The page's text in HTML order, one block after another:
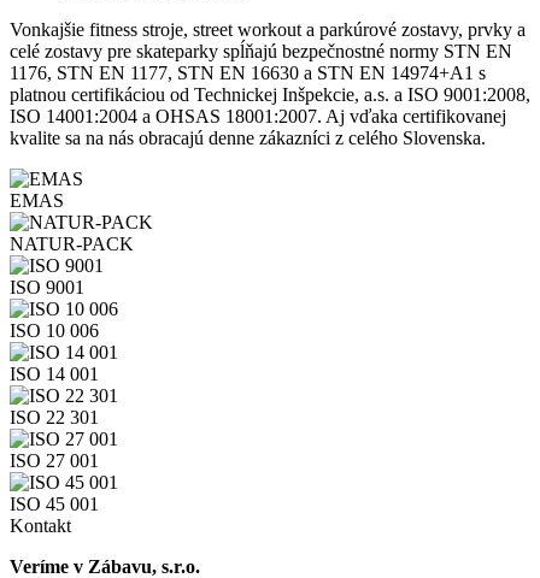
Vonkajšie fitness stroje, street workout a parkúrové zostavy, prvky a
celé zostavy pre skateparky spĺňajú bezpečnostné normy STN EN
1176, STN EN 1177, STN EN 16630 a STN EN 14974+A1 s
platnou certifikáciou od Technickej Inšpekcie, a.s. a ISO 9001:2008,
ISO 14001:2004 a OHSAS 18001:2007. Aj vďaka certifikovanej
kvalite sa na nás obracajú denne zákazníci z celého Slovenska.
EMAS
NATUR-PACK
ISO 9001
ISO 10 006
ISO 14 001
ISO 22 301
ISO 27 001
ISO 45 001
Kontakt
Veríme v Zábavu, s.r.o.